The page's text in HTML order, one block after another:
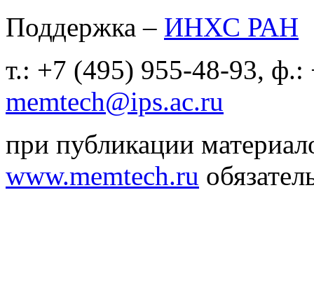
Поддержка – ИНХС РАН
т.: +7 (495) 955-48-93,
memtech@ips.ac.ru
при публикации
www.memtech.ru